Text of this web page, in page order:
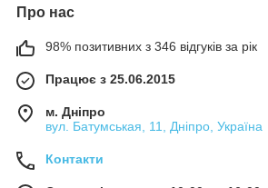
Про нас
98% позитивних з 346 відгуків за рік
Працює з 25.06.2015
м. Дніпро
вул. Батумськая, 11, Дніпро, Україна
Контакти